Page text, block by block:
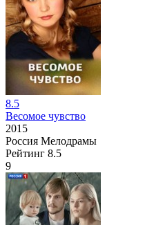
8.5
Весомое чувство
2015
Россия Мелодрамы
Рейтинг 8.5
9